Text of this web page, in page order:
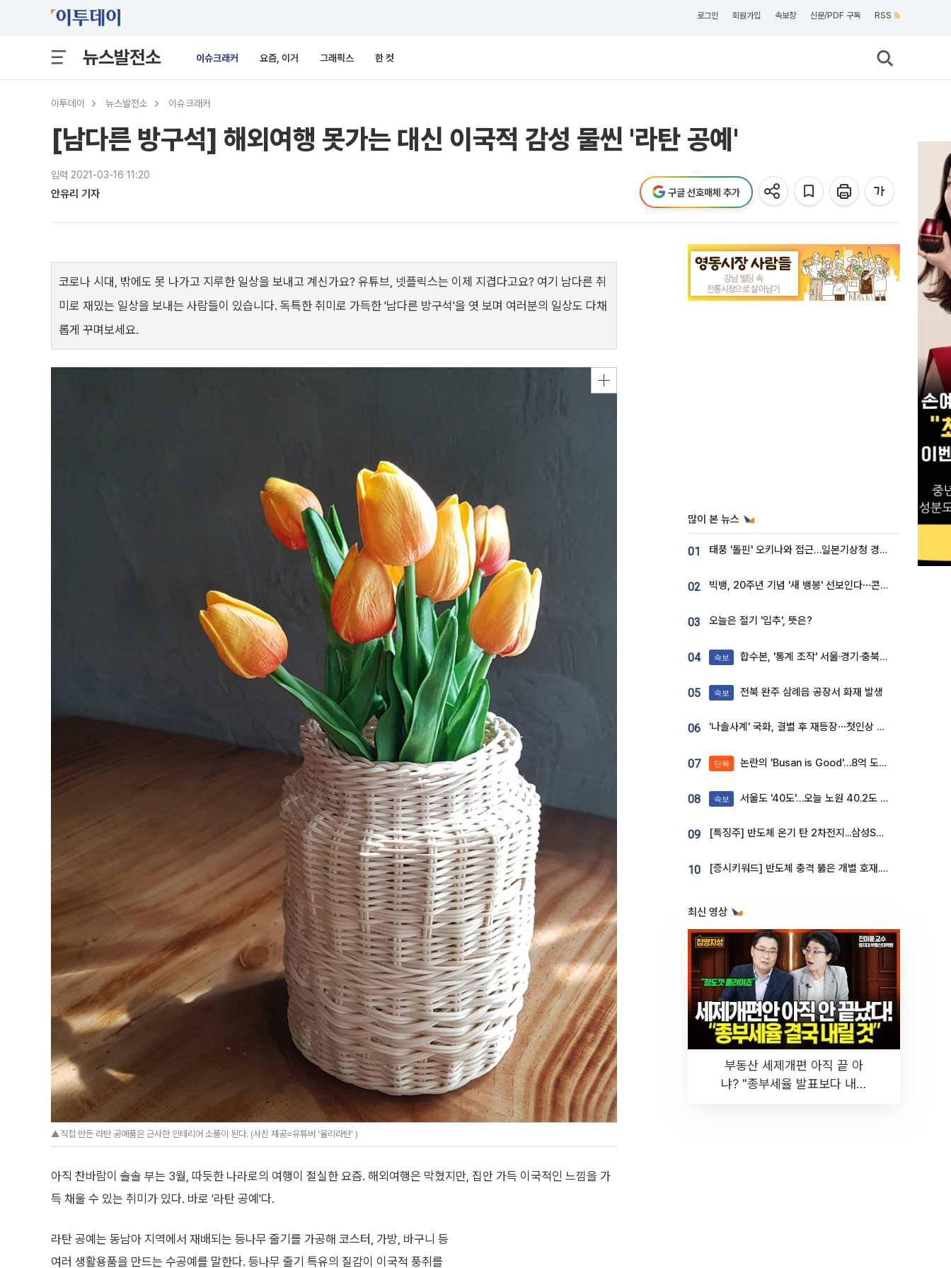
로그인 회원가입 속보창 신문/PDF 구독 RSS
뉴스발전소 이슈크래커 요즘, 이거 그래픽스 한 컷
이투데이 뉴스발전소 이슈크래커
[남다른 방구석] 해외여행 못가는 대신 이국적 감성 물씬 '라탄 공예'
입력 2021-03-16 11:20
안유리 기자 구글 선호매체 추가
코로나 시대, 밖에도 못 나가고 지루한 일상을 보내고 계신가요? 유튜브, 넷플릭스는 이제 지겹다고요? 여기 남다른 취
미로 재밌는 일상을 보내는 사람들이 있습니다. 독특한 취미로 가득한 '남다른 방구석'을 엿 보며 여러분의 일상도 다채
롭게 꾸며보세요.
▲직접 만든 라탄 공예품은 근사한 인테리어 소품이 된다. (사진 제공=유튜버 '율리라탄' )
아직 찬바람이 솔솔 부는 3월, 따듯한 나라로의 여행이 절실한 요즘. 해외여행은 막혔지만, 집안 가득 이국적인 느낌을 가
득 채울 수 있는 취미가 있다. 바로 '라탄 공예'다.
라탄 공예는 동남아 지역에서 재배되는 등나무 줄기를 가공해 코스터, 가방, 바구니 등
여러 생활용품을 만드는 수공예를 말한다. 등나무 줄기 특유의 질감이 이국적 풍취를
많이 본 뉴스
01 태풍 '돌핀' 오키나와 접근…일본기상청 경로 업데이트
02 빅뱅, 20주년 기념 '새 뱅봉' 선보인다⋯콘서트 앞두고 팝업 개최
03 오늘은 절기 '입추', 뜻은?
04 속보 합수본, '통계 조작' 서울·경기·충북 선관위 등 추가 압수수색
05 속보 전북 완주 삼례읍 공장서 화재 발생
06 ‘나솔사계’ 국화, 결별 후 재등장⋯첫인상 투표 휩쓸고 ‘인기녀’ 등극
07 단독 논란의 'Busan is Good'…8억 도시브랜드, 용산 대통령실 CI 업체가 수행
08 속보 서울도 '40도'…오늘 노원 40.2도 기록
09 [특징주] 반도체 온기 탄 2차전지...삼성SDI, 장 초반 7% 넘게 껑충
10 [증시키워드] 반도체 충격 뚫은 개별 호재...포스코퓨처엠·에코프로·한화솔루션 '눈길'
최신 영상
부동산 세제개편 아직 끝 아
냐? "종부세율 발표보다 내릴